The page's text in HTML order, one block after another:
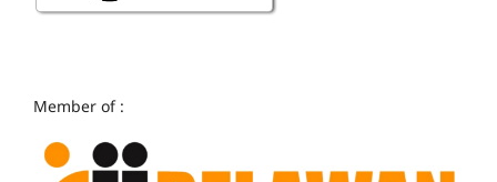
Member of :